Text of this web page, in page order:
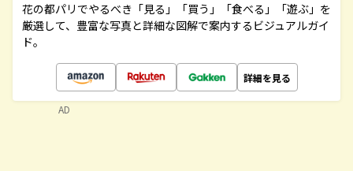
花の都パリでやるべき「見る」「買う」「食べる」「遊ぶ」を
厳選して、豊富な写真と詳細な図解で案内するビジュアルガイ
ド。
詳細を見る
AD